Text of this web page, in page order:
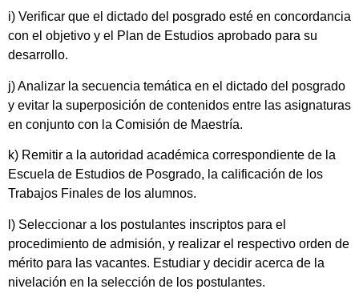
i) Verificar que el dictado del posgrado esté en concordancia
con el objetivo y el Plan de Estudios aprobado para su
desarrollo.
j) Analizar la secuencia temática en el dictado del posgrado
y evitar la superposición de contenidos entre las asignaturas
en conjunto con la Comisión de Maestría.
k) Remitir a la autoridad académica correspondiente de la
Escuela de Estudios de Posgrado, la calificación de los
Trabajos Finales de los alumnos.
l) Seleccionar a los postulantes inscriptos para el
procedimiento de admisión, y realizar el respectivo orden de
mérito para las vacantes. Estudiar y decidir acerca de la
nivelación en la selección de los postulantes.